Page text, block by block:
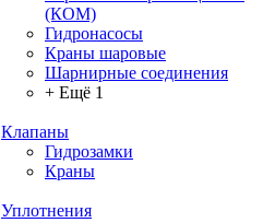
(КОМ)
Гидронасосы
Краны шаровые
Шарнирные соединения
+ Ещё 1
Клапаны
Гидрозамки
Краны
Уплотнения